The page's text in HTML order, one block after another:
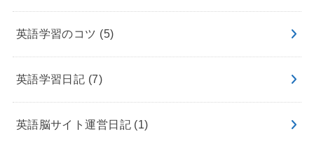
英語学習のコツ (5)
英語学習日記 (7)
英語脳サイト運営日記 (1)